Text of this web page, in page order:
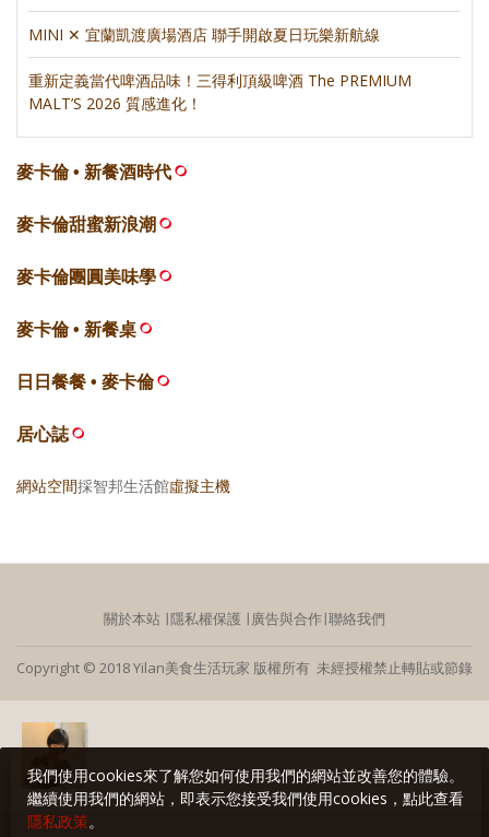
MINI ✕ 宜蘭凱渡廣場酒店 聯手開啟夏日玩樂新航線
重新定義當代啤酒品味！三得利頂級啤酒 The PREMIUM
MALT’S 2026 質感進化！
麥卡倫 • 新餐酒時代
麥卡倫甜蜜新浪潮
麥卡倫團圓美味學
麥卡倫 • 新餐桌
日日餐餐 • 麥卡倫
居心誌
網站空間採智邦生活館虛擬主機
關於本站 ∣隱私權保護 ∣ 廣告與合作∣聯絡我們
Copyright © 2018 Yilan美食生活玩家 版權所有 未經授權禁止轉貼或節錄
我們使用cookies來了解您如何使用我們的網站並改善您的體驗。
繼續使用我們的網站，即表示您接受我們使用cookies，點此查看
隱私政策。